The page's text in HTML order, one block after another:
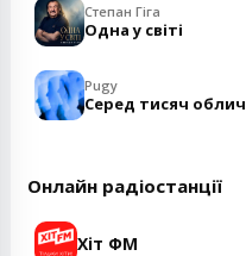
Степан Гіга
Одна у світі
Pugy
Серед тисяч облич
Онлайн радіостанції
Хіт ФМ